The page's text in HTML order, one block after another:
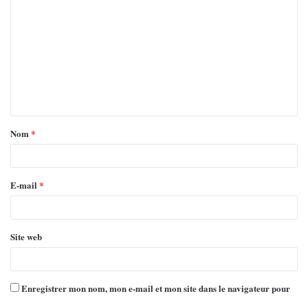
Nom*
E-mail *
Site web
Enregistrer mon nom, mon e-mail et mon site dans le navigateur pour